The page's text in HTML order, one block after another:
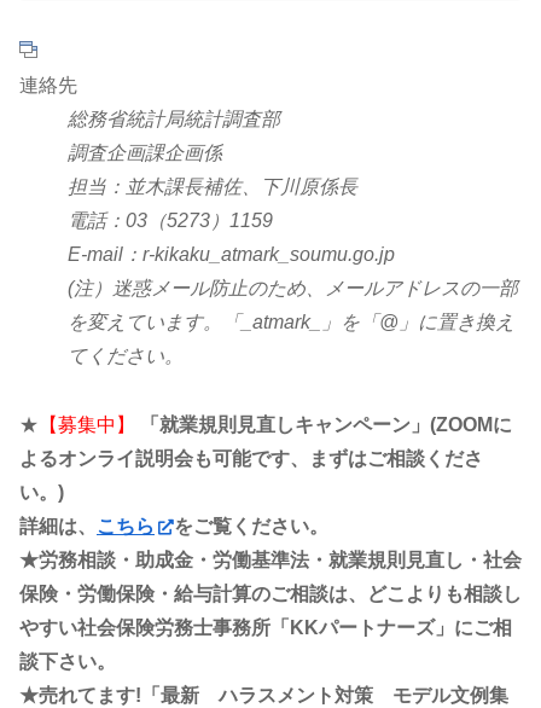
連絡先
総務省統計局統計調査部
調査企画課企画係
担当：並木課長補佐、下川原係長
電話：03（5273）1159
E-mail：r-kikaku_atmark_soumu.go.jp
(注）迷惑メール防止のため、メールアドレスの一部
を変えています。「_atmark_」を「@」に置き換え
てください。
★ 【募集中】
「就業規則見直しキャンペーン」(ZOOMに
よるオンライ説明会も可能です、まずはご相談くださ
い。)
詳細は、
こちら
をご覧ください。
★労務相談・助成金・労働基準法・就業規則見直し・社会
保険・労働保険・給与計算のご相談は、どこよりも相談し
やすい社会保険労務士事務所「KKパートナーズ」にご相
談下さい。
★売れてます!「最新 ハラスメント対策 モデル文例集